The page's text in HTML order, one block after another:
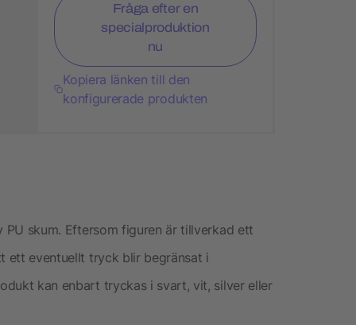
Fråga efter en
specialproduktion
nu
Kopiera länken till den
konfigurerade produkten
skum. Eftersom figuren är tillverkad ett
ett eventuellt tryck blir begränsat i
kan enbart tryckas i svart, vit, silver eller